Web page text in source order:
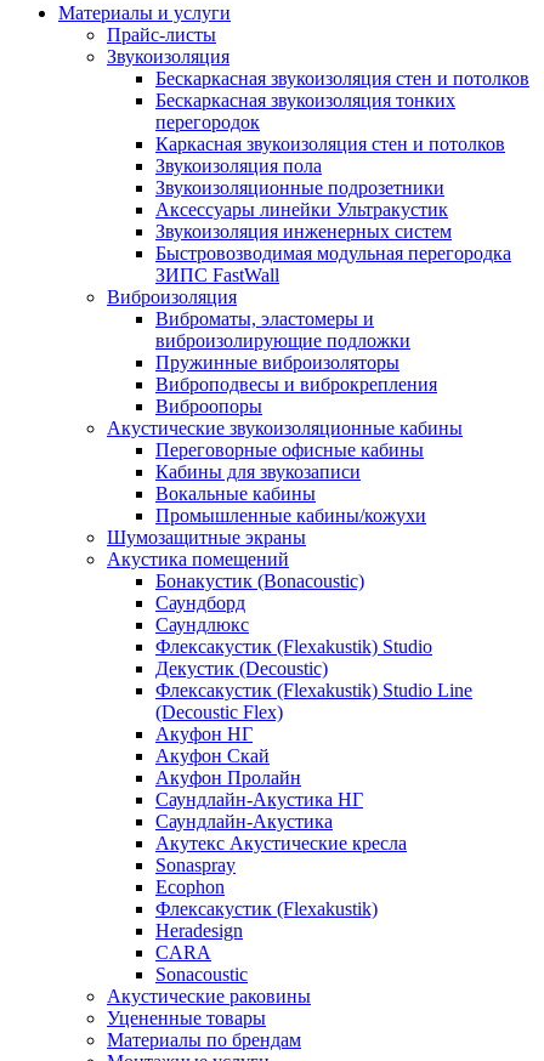
Материалы и услуги
Прайс-листы
Звукоизоляция
Бескаркасная звукоизоляция стен и потолков
Бескаркасная звукоизоляция тонких
перегородок
Каркасная звукоизоляция стен и потолков
Звукоизоляция пола
Звукоизоляционные подрозетники
Аксессуары линейки Ультракустик
Звукоизоляция инженерных систем
Быстровозводимая модульная перегородка
ЗИПС FastWall
Виброизоляция
Виброматы, эластомеры и
виброизолирующие подложки
Пружинные виброизоляторы
Виброподвесы и виброкрепления
Виброопоры
Акустические звукоизоляционные кабины
Переговорные офисные кабины
Кабины для звукозаписи
Вокальные кабины
Промышленные кабины/кожухи
Шумозащитные экраны
Акустика помещений
Бонакустик (Bonacoustic)
Саундборд
Саундлюкс
Флексакустик (Flexakustik) Studio
Декустик (Decoustic)
Флексакустик (Flexakustik) Studio Line
(Decoustic Flex)
Акуфон НГ
Акуфон Скай
Акуфон Пролайн
Саундлайн-Акустика НГ
Саундлайн-Акустика
Акутекс Акустические кресла
Sonaspray
Ecophon
Флексакустик (Flexakustik)
Heradesign
CARA
Sonacoustic
Акустические раковины
Уцененные товары
Материалы по брендам